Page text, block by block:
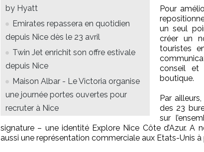
by Hyatt
Emirates repassera en quotidien
depuis Nice dès le 23 avril
Twin Jet enrichit son offre estivale
depuis Nice
Maison Albar - Le Victoria organise
une journée portes ouvertes pour
recruter à Nice
Pour
un seul
créer un
touristes
conseil et
boutique.
Par
des 23
sur
signature – une identité Explore Nice Côte d’Azur. A
aussi une représentation commerciale aux Etats-Unis